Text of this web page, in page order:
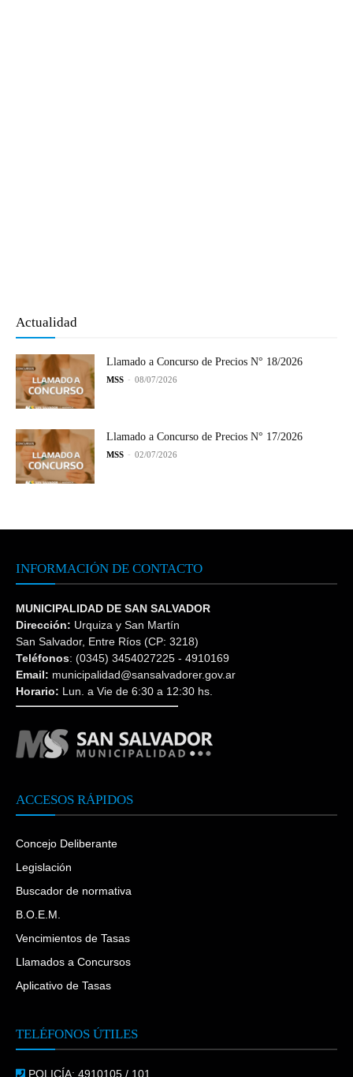
Actualidad
Llamado a Concurso de Precios N° 18/2026
MSS - 08/07/2026
Llamado a Concurso de Precios N° 17/2026
MSS - 02/07/2026
INFORMACIÓN DE CONTACTO
MUNICIPALIDAD DE SAN SALVADOR
Dirección: Urquiza y San Martín
San Salvador, Entre Ríos (CP: 3218)
Teléfonos: (0345) 3454027225 - 4910169
Email: municipalidad@sansalvadorer.gov.ar
Horario: Lun. a Vie de 6:30 a 12:30 hs.
ACCESOS RÁPIDOS
Concejo Deliberante
Legislación
Buscador de normativa
B.O.E.M.
Vencimientos de Tasas
Llamados a Concursos
Aplicativo de Tasas
TELÉFONOS ÚTILES
POLICÍA: 4910105 / 101